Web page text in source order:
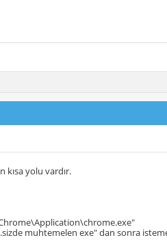
yolu vardır.
muhtemelen exe" dan sonra